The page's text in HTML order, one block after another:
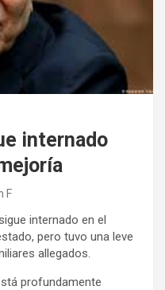
internado
F
internado en el
pero tuvo una leve
allegados.
profundamente